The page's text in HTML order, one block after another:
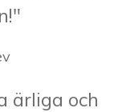
ärliga och